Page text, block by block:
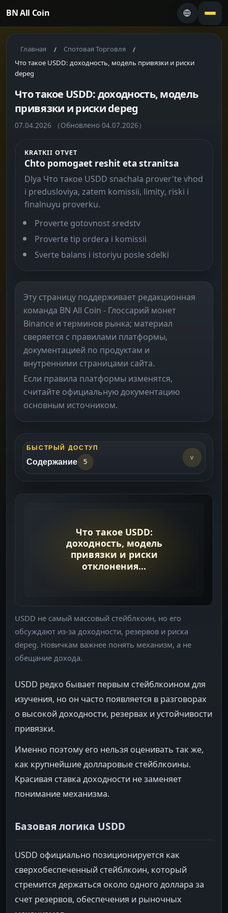
BN All Coin
Главная / Спотовая Торговля /
Что такое USDD: доходность, модель привязки и риски
depeg
Что такое USDD: доходность, модель
привязки и риски depeg
07.04.2026 （Обновлено 04.07.2026）
KRATKII OTVET
Chto pomogaet reshit eta stranitsa
Dlya Что такое USDD snachala prover'te vhod
i predusloviya, zatem komissii, limity, riski i
finalnuyu proverku.
Proverte gotovnost sredstv
Proverte tip ordera i komissii
Sverte balans i istoriyu posle sdelki
Эту страницу поддерживает редакционная
команда BN All Coin - Глоссарий монет
Binance и терминов рынка; материал
сверяется с правилами платформы,
документацией по продуктам и
внутренними страницами сайта.
Если правила платформы изменятся,
считайте официальную документацию
основным источником.
БЫСТРЫЙ ДОСТУП
Содержание 5
v
Базовая логика USDD ->
Главные риски
Что проверить перед использованием
USDD не самый массовый стейблкоин, но его
обсуждают из-за доходности, резервов и риска
depeg. Новичкам важнее понять механизм, а не
обещание дохода.
USDD редко бывает первым стейблкоином для
изучения, но он часто появляется в разговорах
о высокой доходности, резервах и устойчивости
привязки.
Именно поэтому его нельзя оценивать так же,
как крупнейшие долларовые стейблкоины.
Красивая ставка доходности не заменяет
понимание механизма.
Базовая логика USDD
USDD официально позиционируется как
сверхобеспеченный стейблкоин, который
стремится держаться около одного доллара за
счет резервов, обеспечения и рыночных